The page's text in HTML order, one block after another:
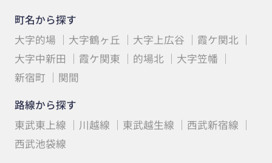
町名から探す
大字的場
大字鶴ヶ丘 大字上広谷
霞ケ関北
大字中新田
霞ケ関東 的場北
大字笠幡
新宿町
関間
路線から探す
東武東上線
川越線 東武越生線
西武新宿線
西武池袋線